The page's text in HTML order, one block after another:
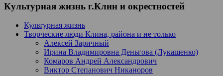
Культурная жизнь г.Клин и окрестностей
Культурная жизнь
Творческие люди Клина, района и не только
Алексей Заричный
Ирина Владимировна Деньгова (Лукашенко)
Комаров Андрей Александрович
Виктор Степанович Никаноров